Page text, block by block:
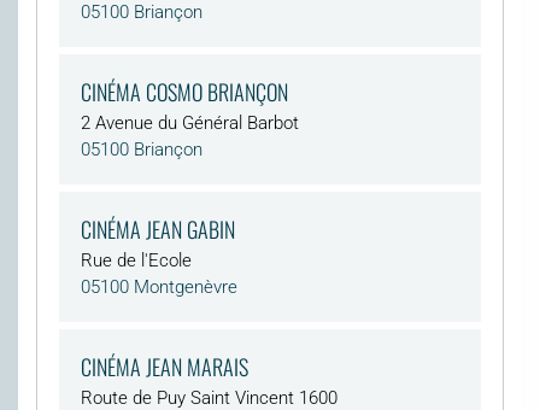
05100 Briançon
CINÉMA COSMO BRIANÇON
2 Avenue du Général Barbot
05100 Briançon
CINÉMA JEAN GABIN
Rue de l'Ecole
05100 Montgenèvre
CINÉMA JEAN MARAIS
Route de Puy Saint Vincent 1600